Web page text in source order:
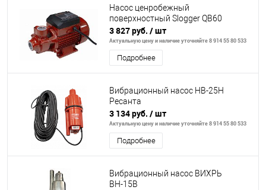
Насос ценробежный
поверхностный Slogger QB60
3 827 руб. / шт
Актуальную цену и наличие уточняйте 8 914 55 80 533
Подробнее
Вибрационный насос НВ-25Н
Ресанта
3 134 руб. / шт
Актуальную цену и наличие уточняйте 8 914 55 80 533
Подробнее
Вибрационный насос ВИХРЬ
ВН-15В